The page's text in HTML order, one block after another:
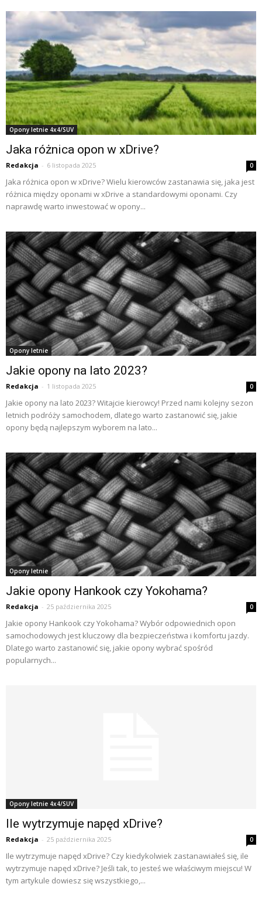
Opony letnie 4x4/SUV
Jaka różnica opon w xDrive?
Redakcja - 6 listopada 2025 0
Jaka różnica opon w xDrive? Wielu kierowców zastanawia się, jaka jest
różnica między oponami w xDrive a standardowymi oponami. Czy
naprawdę warto inwestować w opony...
Opony letnie
Jakie opony na lato 2023?
Redakcja - 1 listopada 2025 0
Jakie opony na lato 2023? Witajcie kierowcy! Przed nami kolejny sezon
letnich podróży samochodem, dlatego warto zastanowić się, jakie
opony będą najlepszym wyborem na lato...
Opony letnie
Jakie opony Hankook czy Yokohama?
Redakcja - 25 października 2025 0
Jakie opony Hankook czy Yokohama? Wybór odpowiednich opon
samochodowych jest kluczowy dla bezpieczeństwa i komfortu jazdy.
Dlatego warto zastanowić się, jakie opony wybrać spośród
popularnych...
Opony letnie 4x4/SUV
Ile wytrzymuje napęd xDrive?
Redakcja - 25 października 2025 0
Ile wytrzymuje napęd xDrive? Czy kiedykolwiek zastanawiałeś się, ile
wytrzymuje napęd xDrive? Jeśli tak, to jesteś we właściwym miejscu! W
tym artykule dowiesz się wszystkiego,...